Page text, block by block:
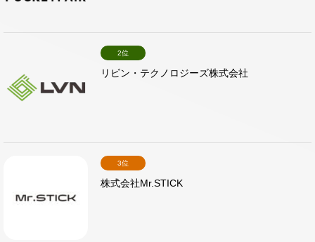
2位
リビン・テクノロジーズ株式会社
3位
株式会社Mr.STICK